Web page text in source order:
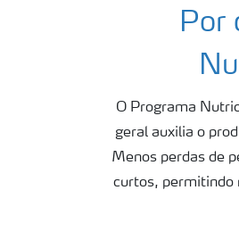
MomentoPor
O Programa
geral auxilia o
Menos perdas de
curtos, permitindo